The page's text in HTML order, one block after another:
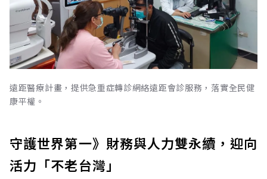
遠距醫療計畫，提供急重症轉診網絡遠距會診服務，落實全民健
康平權。
守護世界第一》財務與人力雙永續，迎向
活力「不老台灣」